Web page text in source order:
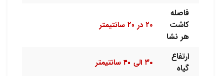
فاصله
کاشت
هر نشا
۲۰ در ۲۰ سانتیمتر
ارتفاع
گیاه
۳۰ الی ۴۰ سانتیمتر